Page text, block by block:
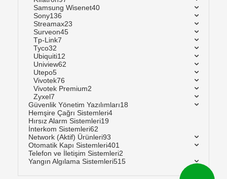
Samsung Wisenet40
Sony136
Streamax23
Surveon45
Tp-Link7
Tyco32
Ubiquiti12
Uniview62
Utepo5
Vivotek76
Vivotek Premium2
Zyxel7
Güvenlik Yönetim Yazılımları18
Hemşire Çağrı Sistemleri4
Hırsız Alarm Sistemleri19
İnterkom Sistemleri62
Network (Aktif) Ürünleri93
Otomatik Kapı Sistemleri401
Telefon ve İletişim Sistemleri2
Yangın Algılama Sistemleri515